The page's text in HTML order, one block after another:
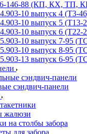
146-88 (КП, КХ, ТП,
10 выпуск 4 (Т3-
10 выпуск 5 (Т13-
10 выпуск 6 (Т22-
10 выпуск 7-95
10 выпуск 8-95
13 выпуск 6-95
сэндвич-панели
сэндвич-панели
жалюзи
на столбы забора
для забора